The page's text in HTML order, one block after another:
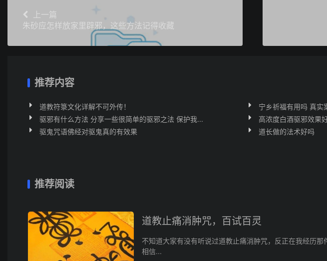
上一篇
朱砂应怎样放家里辟邪，这些方法记得收藏
推荐内容
道教符箓文化详解不可外传！
宁乡祈福有用吗 真实
驱邪有什么方法 分享一些很简单的驱邪之法 保护我...
高浓度白酒驱邪效果
驱鬼咒语佛经对驱鬼真的有效果
道长做的法术好吗
推荐阅读
道教止痛消肿咒，百试百灵
不知道大家有没有听说过道教止痛消肿咒，反正在我经历
相信...